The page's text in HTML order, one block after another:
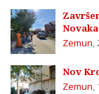
Zemun,
Nov
Zemun,